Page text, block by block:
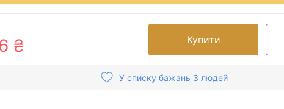
₴ Купити
У списку бажань 3 людей